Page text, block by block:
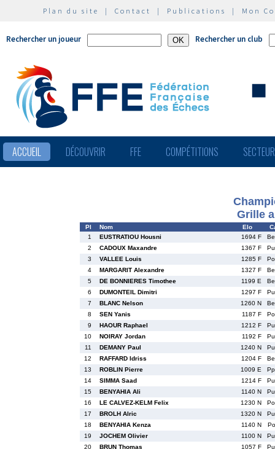
Plan du site | Contact | Publications | Mon
Rechercher un joueur Rechercher un club
ACCUEIL DÉCOUVRIR FFE COMPÉTITIONS
Grille
Pl Nom Elo
1
EUSTRATIOU Housni 1694 F
2
CADOUX Maxandre 1367 F
3
VALLEE Louis 1285 F
4
MARGARIT Alexandre 1327 F
5
DE BONNIERES Timothee 1199 E
6
DUMONTEIL Dimitri 1297 F
7
BLANC Nelson 1260 N
8
SEN Yanis 1187 F
9
HAOUR Raphael 1212 F
10
NOIRAY Jordan 1192 F
11
DEMANY Paul 1240 N
12
RAFFARD Idriss 1204 F
13
ROBLIN Pierre 1009 E
14
SIMMA Saad 1214 F
15
BENYAHIA Ali 1140 N
16
LE CALVEZ-KELM Felix 1230 N
17
BROLH Alric 1320 N
18
BENYAHIA Kenza 1140 N
19
JOCHEM Olivier 1100 N
20
BRUN Thomas 1057 F